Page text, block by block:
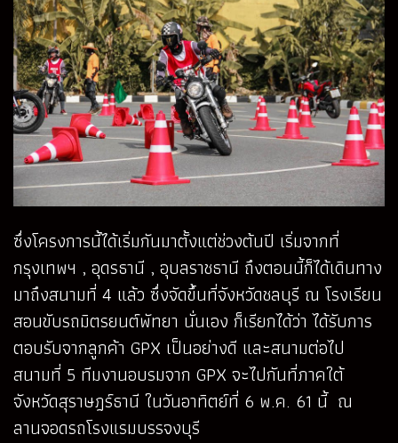
ซึ่งโครงการนี้ได้เริ่มกันมาตั้งแต่ช่วงต้นปี เริ่มจากที่
กรุงเทพฯ , อุดรธานี , อุบลราชธานี ถึงตอนนี้ก็ได้เดินทาง
มาถึงสนามที่ 4 แล้ว ซึ่งจัดขึ้นที่จังหวัดชลบุรี ณ โรงเรียน
สอนขับรถมิตรยนต์พัทยา นั่นเอง ก็เรียกได้ว่า ได้รับการ
ตอบรับจากลูกค้า GPX เป็นอย่างดี และสนามต่อไป
สนามที่ 5 ทีมงานอบรมจาก GPX จะไปกันที่ภาคใต้
จังหวัดสุราษฎร์ธานี ในวันอาทิตย์ที่ 6 พ.ค. 61 นี้ ณ
ลานจอดรถโรงแรมบรรจงบุรี